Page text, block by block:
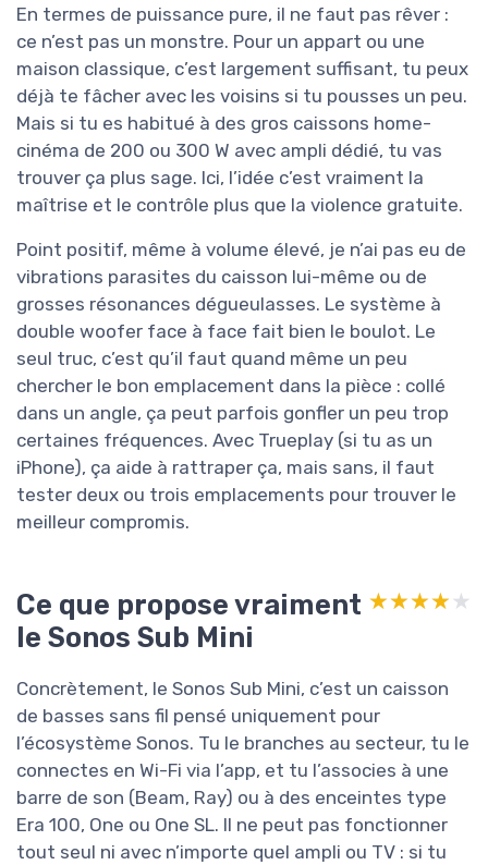
En termes de puissance pure, il ne faut pas rêver :
ce n’est pas un monstre. Pour un appart ou une
maison classique, c’est largement suffisant, tu peux
déjà te fâcher avec les voisins si tu pousses un peu.
Mais si tu es habitué à des gros caissons home-
cinéma de 200 ou 300 W avec ampli dédié, tu vas
trouver ça plus sage. Ici, l’idée c’est vraiment la
maîtrise et le contrôle plus que la violence gratuite.
Point positif, même à volume élevé, je n’ai pas eu de
vibrations parasites du caisson lui-même ou de
grosses résonances dégueulasses. Le système à
double woofer face à face fait bien le boulot. Le
seul truc, c’est qu’il faut quand même un peu
chercher le bon emplacement dans la pièce : collé
dans un angle, ça peut parfois gonfler un peu trop
certaines fréquences. Avec Trueplay (si tu as un
iPhone), ça aide à rattraper ça, mais sans, il faut
tester deux ou trois emplacements pour trouver le
meilleur compromis.
Ce que propose vraiment
le Sonos Sub Mini
★★★★★
★★★★★
Concrètement, le Sonos Sub Mini, c’est un caisson
de basses sans fil pensé uniquement pour
l’écosystème Sonos. Tu le branches au secteur, tu le
connectes en Wi-Fi via l’app, et tu l’associes à une
barre de son (Beam, Ray) ou à des enceintes type
Era 100, One ou One SL. Il ne peut pas fonctionner
tout seul ni avec n’importe quel ampli ou TV : si tu